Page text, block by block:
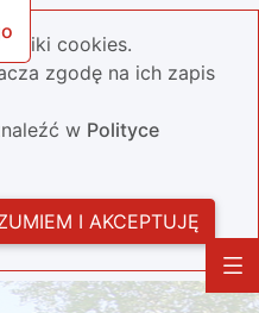
pliki cookies.
zgodę na ich zapis
w Polityce
I AKCEPTUJĘ